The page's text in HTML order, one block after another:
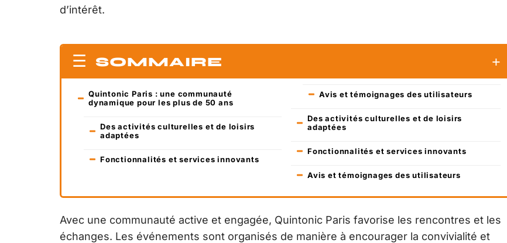
d’intérêt.
SOMMAIRE
Quintonic Paris : une communauté
dynamique pour les plus de 50 ans
Des activités culturelles et de loisirs
adaptées
Fonctionnalités et services innovants
Avis et témoignages des utilisateurs
Des activités culturelles et de loisirs
adaptées
Fonctionnalités et services innovants
Avis et témoignages des utilisateurs
Avec une communauté active et engagée, Quintonic Paris favorise les rencontres et les
échanges. Les événements sont organisés de manière à encourager la convivialité et